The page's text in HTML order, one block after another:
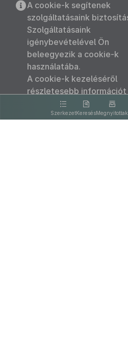
SzerkezetKeresésMegnyitottak
A cookie-k segítenek
szolgáltatásaink
Szolgáltatásaink
igénybevételével Ön
beleegyezik a cookie-k
használatába.
A cookie-k kezeléséről
részletesebb információt
kattintva olvashat.